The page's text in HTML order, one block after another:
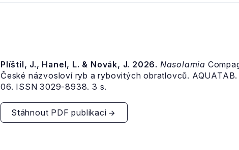
Plíštil, J., Hanel, L. & Novák, J. 2026. Nasolamia
České názvosloví ryb a rybovitých obratlovců.
06. ISSN 3029-8938. 3 s.
Stáhnout PDF publikaci